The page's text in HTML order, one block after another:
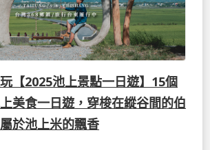
【2025池上景點一日遊】15個
美食一日遊，穿梭在縱谷間的伯
於池上米的飄香